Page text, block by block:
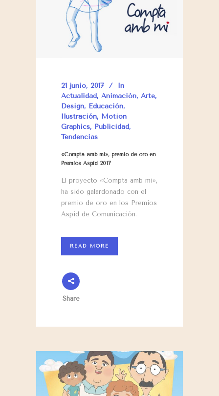
21 junio, 2017
In
Actualidad, Animación, Arte,
Design, Educación,
Ilustración, Motion
Graphics, Publicidad,
Tendencias
«Compta amb mi», premio de oro en
Premios Aspid 2017
El proyecto «Compta amb mi»,
ha sido galardonado con el
premio de oro en los Premios
Aspid de Comunicación.
READ MORE
Share